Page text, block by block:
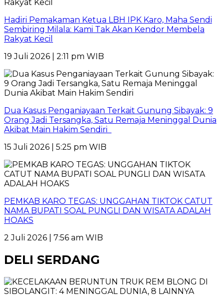
Hadiri Pemakaman Ketua LBH IPK Karo, Maha Sendi
Sembiring Milala: Kami Tak Akan Kendor Membela
Rakyat Kecil
19 Juli 2026 | 2:11 pm WIB
Dua Kasus Penganiayaan Terkait Gunung Sibayak: 9
Orang Jadi Tersangka, Satu Remaja Meninggal Dunia
Akibat Main Hakim Sendiri
15 Juli 2026 | 5:25 pm WIB
PEMKAB KARO TEGAS: UNGGAHAN TIKTOK CATUT
NAMA BUPATI SOAL PUNGLI DAN WISATA ADALAH
HOAKS
2 Juli 2026 | 7:56 am WIB
DELI SERDANG